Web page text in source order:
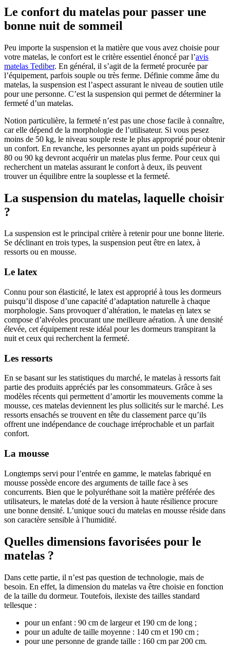
Le confort du matelas pour passer une
bonne nuit de sommeil
Peu importe la suspension et la matière que vous avez choisie pour
votre matelas, le confort est le critère essentiel énoncé par l’avis
matelas Tediber. En général, il s’agit de la fermeté procurée par
l’équipement, parfois souple ou très ferme. Définie comme âme du
matelas, la suspension est l’aspect assurant le niveau de soutien utile
pour une personne. C’est la suspension qui permet de déterminer la
fermeté d’un matelas.
Notion particulière, la fermeté n’est pas une chose facile à connaître,
car elle dépend de la morphologie de l’utilisateur. Si vous pesez
moins de 50 kg, le niveau souple reste le plus approprié pour obtenir
un confort. En revanche, les personnes ayant un poids supérieur à
80 ou 90 kg devront acquérir un matelas plus ferme. Pour ceux qui
recherchent un matelas assurant le confort à deux, ils peuvent
trouver un équilibre entre la souplesse et la fermeté.
La suspension du matelas, laquelle choisir
?
La suspension est le principal critère à retenir pour une bonne literie.
Se déclinant en trois types, la suspension peut être en latex, à
ressorts ou en mousse.
Le latex
Connu pour son élasticité, le latex est approprié à tous les dormeurs
puisqu’il dispose d’une capacité d’adaptation naturelle à chaque
morphologie. Sans provoquer d’altération, le matelas en latex se
compose d’alvéoles procurant une meilleure aération. À une densité
élevée, cet équipement reste idéal pour les dormeurs transpirant la
nuit et ceux qui recherchent la fermeté.
Les ressorts
En se basant sur les statistiques du marché, le matelas à ressorts fait
partie des produits appréciés par les consommateurs. Grâce à ses
modèles récents qui permettent d’amortir les mouvements comme la
mousse, ces matelas deviennent les plus sollicités sur le marché. Les
ressorts ensachés se trouvent en tête du classement parce qu’ils
offrent une indépendance de couchage irréprochable et un parfait
confort.
La mousse
Longtemps servi pour l’entrée en gamme, le matelas fabriqué en
mousse possède encore des arguments de taille face à ses
concurrents. Bien que le polyuréthane soit la matière préférée des
utilisateurs, le matelas doté de la version à haute résilience procure
une bonne densité. L’unique souci du matelas en mousse réside dans
son caractère sensible à l’humidité.
Quelles dimensions favorisées pour le
matelas ?
Dans cette partie, il n’est pas question de technologie, mais de
besoin. En effet, la dimension du matelas va être choisie en fonction
de la taille du dormeur. Toutefois, ilexiste des tailles standard
tellesque :
pour un enfant : 90 cm de largeur et 190 cm de long ;
pour un adulte de taille moyenne : 140 cm et 190 cm ;
pour une personne de grande taille : 160 cm par 200 cm.